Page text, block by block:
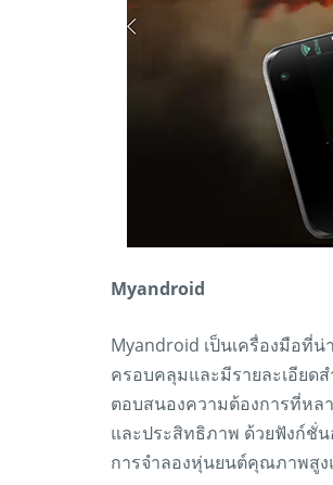
Myandroid
Myandroid เป็นเครื่องมือที่
ครอบคลุมและมีรายละเอียด
ตอบสนองความต้องการที่หล
และประสิทธิภาพ ด้วยฟังก์ชั่
การจำลองหุ่นยนต์คุณภาพสูง